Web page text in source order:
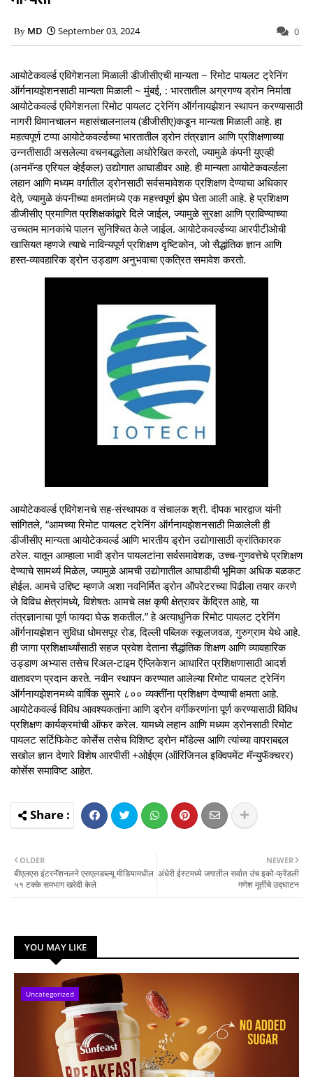
MD September 03, 2024 0
आयोटेकवर्ल्ड एविगेशनला मिळाली डीजीसीएची मान्यता ~ रिमोट पायलट ट्रेनिंग
ऑर्गनायझेशनसाठी मान्यता मिळाली ~ मुंबई, : भारतातील अग्रगण्य ड्रोन निर्माता
आयोटेकवर्ल्ड एविगेशनला रिमोट पायलट ट्रेनिंग ऑर्गनायझेशन स्थापन करण्यासाठी
नागरी विमानचालन महासंचालनालय (डीजीसीए)कडून मान्यता मिळाली आहे. हा
महत्वपूर्ण टप्पा आयोटेकवर्ल्डच्या भारतातील ड्रोन तंत्रज्ञान आणि प्रशिक्षणाच्या
उन्नतीसाठी असलेल्या वचनबद्धतेला अधोरेखित करतो, ज्यामुळे कंपनी युएव्ही
(अनमॅन्ड एरियल व्हेईकल) उद्योगात आघाडीवर आहे. ही मान्यता आयोटेकवर्ल्डला
लहान आणि मध्यम वर्गातील ड्रोनसाठी सर्वसमावेशक प्रशिक्षण देण्याचा अधिकार
देते, ज्यामुळे कंपनीच्या क्षमतांमध्ये एक महत्त्वपूर्ण झेप घेता आली आहे. हे प्रशिक्षण
डीजीसीए प्रमाणित प्रशिक्षकांद्वारे दिले जाईल, ज्यामुळे सुरक्षा आणि प्राविण्याच्या
उच्चतम मानकांचे पालन सुनिश्चित केले जाईल. आयोटेकवर्ल्डच्या आरपीटीओची
खासियत म्हणजे त्याचे नाविन्यपूर्ण प्रशिक्षण दृष्टिकोन, जो सैद्धांतिक ज्ञान आणि
हस्त-व्यावहारिक ड्रोन उड्डाण अनुभवाचा एकत्रित समावेश करतो.
आयोटेकवर्ल्ड एविगेशनचे सह-संस्थापक व संचालक श्री. दीपक भारद्वाज यांनी
सांगितले, “आमच्या रिमोट पायलट ट्रेनिंग ऑर्गनायझेशनसाठी मिळालेली ही
डीजीसीए मान्यता आयोटेकवर्ल्ड आणि भारतीय ड्रोन उद्योगासाठी क्रांतिकारक
ठरेल. यातून आम्हाला भावी ड्रोन पायलटांना सर्वसमावेशक, उच्च-गुणवत्तेचे प्रशिक्षण
देण्याचे सामर्थ्य मिळेल, ज्यामुळे आमची उद्योगातील आघाडीची भूमिका अधिक बळकट
होईल. आमचे उद्दिष्ट म्हणजे अशा नवनिर्मित ड्रोन ऑपरेटरच्या पिढीला तयार करणे
जे विविध क्षेत्रांमध्ये, विशेषतः आमचे लक्ष कृषी क्षेत्रावर केंद्रित आहे, या
तंत्रज्ञानाचा पूर्ण फायदा घेऊ शकतील.” हे अत्याधुनिक रिमोट पायलट ट्रेनिंग
ऑर्गनायझेशन सुविधा धोमसपूर रोड, दिल्ली पब्लिक स्कूलजवळ, गुरुग्राम येथे आहे.
ही जागा प्रशिक्षार्थ्यांसाठी सहज प्रवेश देताना सैद्धांतिक शिक्षण आणि व्यावहारिक
उड्डाण अभ्यास तसेच रिअल-टाइम ऍप्लिकेशन आधारित प्रशिक्षणासाठी आदर्श
वातावरण प्रदान करते. नवीन स्थापन करण्यात आलेल्या रिमोट पायलट ट्रेनिंग
ऑर्गनायझेशनमध्ये वार्षिक सुमारे ८०० व्यक्तींना प्रशिक्षण देण्याची क्षमता आहे.
आयोटेकवर्ल्ड विविध आवश्यकतांना आणि ड्रोन वर्गीकरणांना पूर्ण करण्यासाठी विविध
प्रशिक्षण कार्यक्रमांची ऑफर करेल. यामध्ये लहान आणि मध्यम ड्रोनसाठी रिमोट
पायलट सर्टिफिकेट कोर्सेस तसेच विशिष्ट ड्रोन मॉडेल्स आणि त्यांच्या वापराबद्दल
सखोल ज्ञान देणारे विशेष आरपीसी +ओईएम (ऑरिजिनल इक्विपमेंट मॅन्युफॅक्चरर)
कोर्सेस समाविष्ट आहेत.
NEWER
अंधेरी ईस्टमध्ये जगातील सर्वात उंच इको-फ्रेंडली
गणेश मूर्तीचे उद्घाटन
OLDER
बीएलएस इंटरनॅशनलने एसएलडब्ल्यू मीडियामधील
५१ टक्के समभाग खरेदी केले
YOU MAY LIKE
Uncategorized